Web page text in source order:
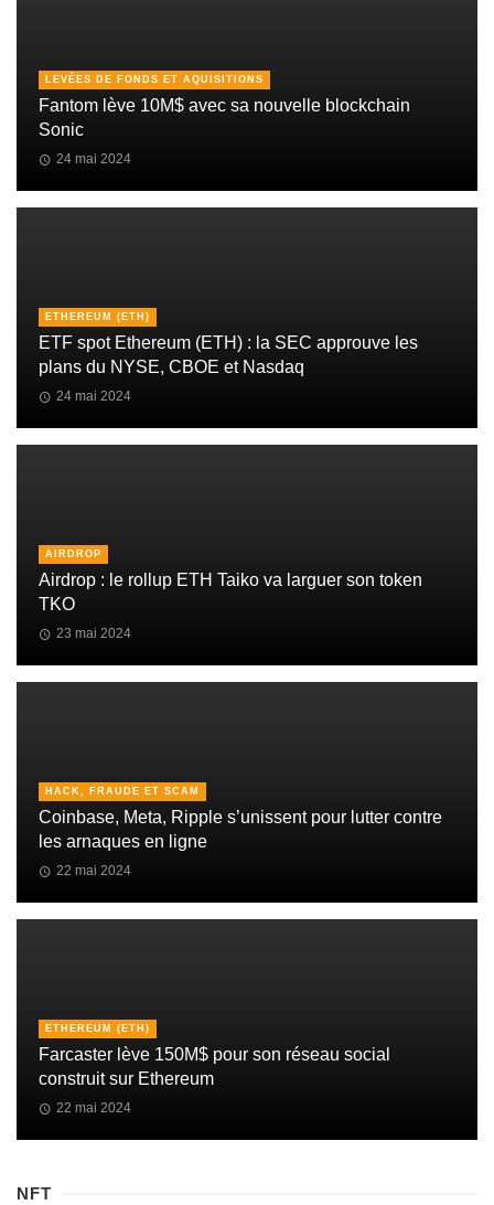
LEVÉES DE FONDS ET AQUISITIONS
Fantom lève 10M$ avec sa nouvelle blockchain
Sonic
24 mai 2024
ETHEREUM (ETH)
ETF spot Ethereum (ETH) : la SEC approuve les
plans du NYSE, CBOE et Nasdaq
24 mai 2024
AIRDROP
Airdrop : le rollup ETH Taiko va larguer son token
TKO
23 mai 2024
HACK, FRAUDE ET SCAM
Coinbase, Meta, Ripple s’unissent pour lutter contre
les arnaques en ligne
22 mai 2024
ETHEREUM (ETH)
Farcaster lève 150M$ pour son réseau social
construit sur Ethereum
22 mai 2024
NFT